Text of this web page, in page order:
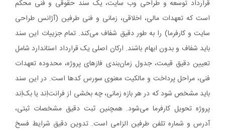
قرارداد توسعه و طراحی وب‌ سایت، یک سند حقوقی و فنی محکم
است که تعهدات مالی، اخلاقی، زمانی و فنی طرفین (آژانس طراحی
سایت و کارفرما) را به طور دقیق شفاف می‌کند. تمام جزییات این سند
باید شفاف و بدون ابهام باشند. ارکان اصلی یک قرارداد استاندارد شامل
تعیین دقیق قیمت، جدول زمان‌بندی فازهای پروژه، محدوده تعهدات
فنی، مراحل پرداخت و مالکیت معنوی سورس کدها است. در این سند
باید مشخص شود که در هر بازه زمانی، چه بخشی از فرانت‌اِند یا بک‌اِند
پروژه تحویل کارفرما می‌شود. همچنین ثبت دقیق مشخصات ثبتی،
آدرس و شماره تلفن طرفین الزامی است. تدوین دقیق شرایط فسخ